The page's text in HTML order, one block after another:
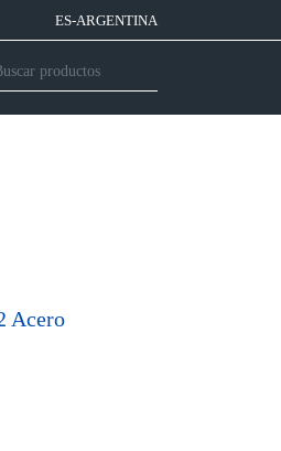
ES-ARGENTINA
Acero